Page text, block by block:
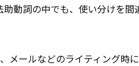
助動詞の中でも、使い分けを
メールなどのライティング時